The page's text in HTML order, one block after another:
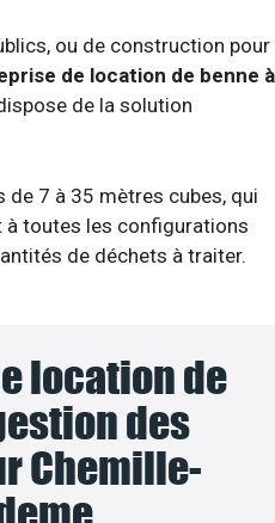
ou de construction pour
de location de benne à
de la solution
de 7 à 35 mètres cubes, qui
à toutes les configurations
de déchets à traiter.
location de
des
Chemille-